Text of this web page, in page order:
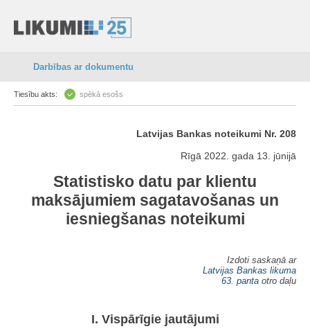
Darbības ar dokumentu
Tiesību akts: spēkā esošs
Latvijas Bankas noteikumi Nr. 208
Rīgā 2022. gada 13. jūnijā
Statistisko datu par klientu
maksājumiem sagatavošanas un
iesniegšanas noteikumi
Izdoti saskaņā ar
Latvijas Bankas likuma
63. panta otro daļu
I. Vispārīgie jautājumi